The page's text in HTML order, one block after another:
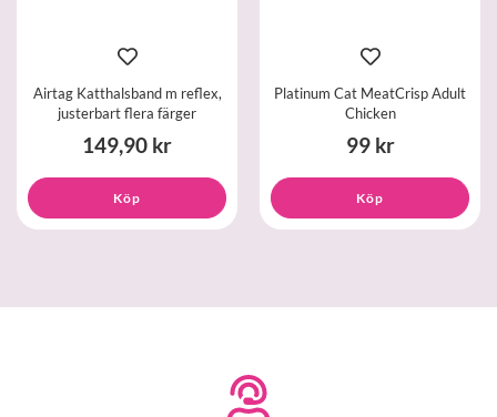
Airtag Katthalsband m reflex,
justerbart flera färger
149,90 kr
Köp
Platinum Cat MeatCrisp Adult
Chicken
99 kr
Köp